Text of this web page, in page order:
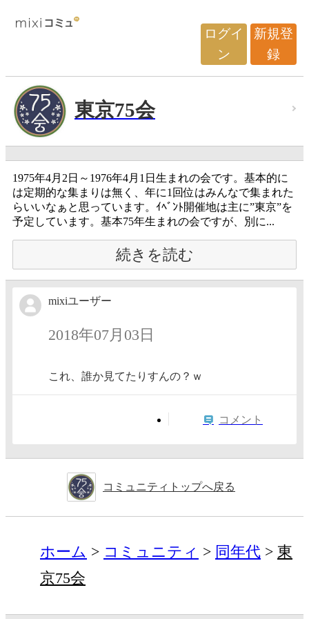
ログイ
ン
新規登
録
東京75会
1975年4月2日～1976年4月1日生まれの会です。基本的に
は定期的な集まりは無く、年に1回位はみんなで集まれた
らいいなぁと思っています。ｲﾍﾞﾝﾄ開催地は主に”東京”を
予定しています。基本75年生まれの会ですが、別に...
続きを読む
mixiユーザー
2018年07月03日
これ、誰か見てたりすんの？ｗ
コメント
コミュニティトップへ戻る
ホーム コミュニティ 同年代
東
京75会